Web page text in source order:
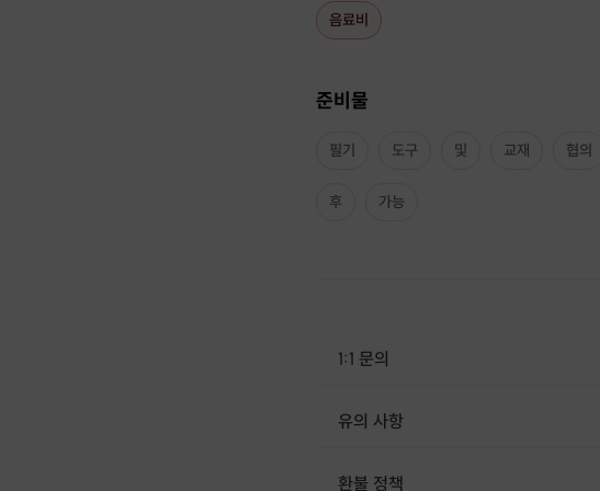
음료비
준비물
필기 도구 및 교재 협의
후 가능
1:1 문의
유의 사항
환불 정책